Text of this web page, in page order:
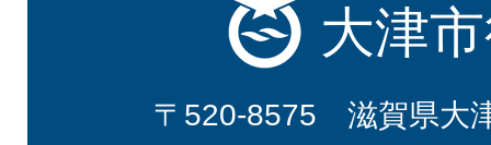
大津
〒520-8575 滋賀県大